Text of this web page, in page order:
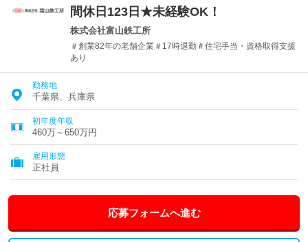
間休日123日★未経験OK！
株式会社富山鉄工所
＃創業82年の老舗企業＃17時退勤＃住宅手当・資格取得支援
あり
勤務地
千葉県、兵庫県
初年度年収
460万～650万円
雇用形態
正社員
応募フォームへ進む